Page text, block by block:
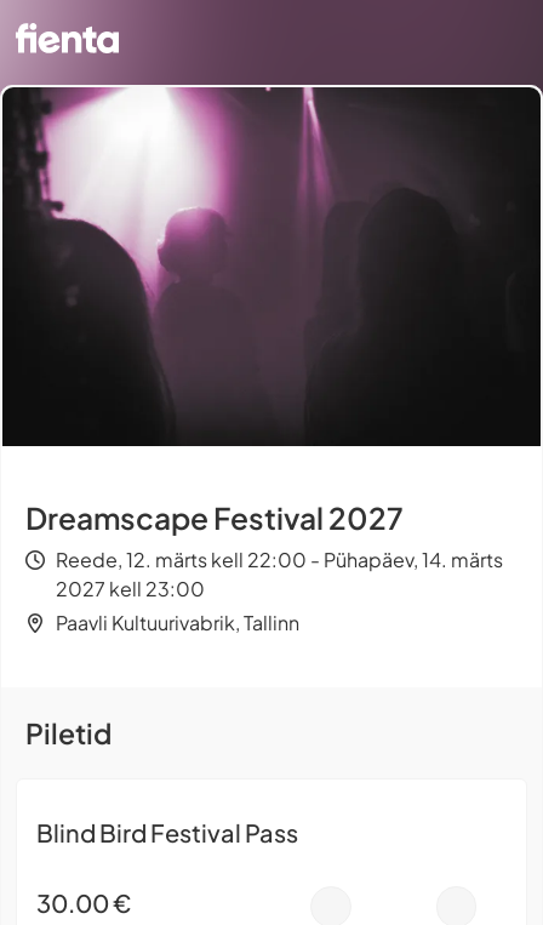
Dreamscape Festival 2027
Reede, 12. märts kell 22:00 - Pühapäev, 14. märts
2027 kell 23:00
Paavli Kultuurivabrik, Tallinn
Piletid
Blind Bird Festival Pass
30.00€